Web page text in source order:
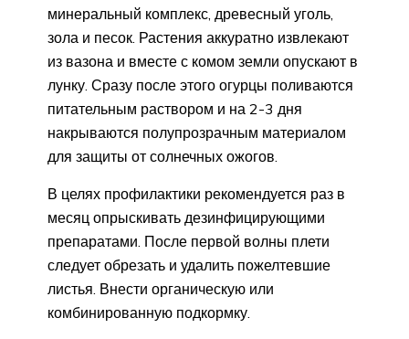
минеральный комплекс, древесный уголь,
зола и песок. Растения аккуратно извлекают
из вазона и вместе с комом земли опускают в
лунку. Сразу после этого огурцы поливаются
питательным раствором и на 2-3 дня
накрываются полупрозрачным материалом
для защиты от солнечных ожогов.
В целях профилактики рекомендуется раз в
месяц опрыскивать дезинфицирующими
препаратами. После первой волны плети
следует обрезать и удалить пожелтевшие
листья. Внести органическую или
комбинированную подкормку.